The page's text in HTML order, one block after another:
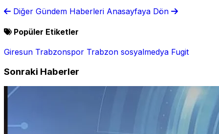
Diğer Gündem Haberleri Anasayfaya Dön
Popüler Etiketler
Giresun Trabzonspor Trabzon sosyalmedya Fugit
Sonraki Haberler